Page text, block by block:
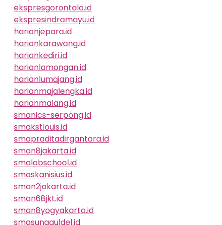
ekspresgorontalo.id
ekspresindramayu.id
harianjepara.id
hariankarawang.id
hariankediri.id
harianlamongan.id
harianlumajang.id
harianmajalengka.id
harianmalang.id
smanics-serpong.id
smakstlouis.id
smapraditadirgantara.id
sman8jakarta.id
smalabschool.id
smaskanisius.id
sman2jakarta.id
sman68jkt.id
sman8yogyakarta.id
smasungguldel.id